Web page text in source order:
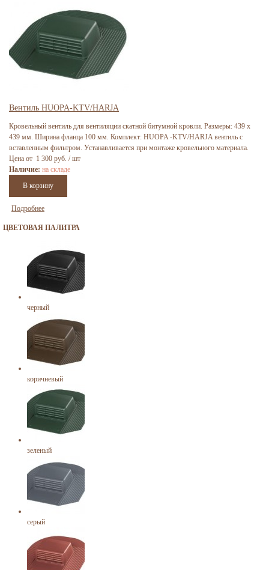
Вентиль HUOPA-KTV/HARJA
Кровельный вентиль для вентиляции скатной битумной кровли. Размеры: 439 х
439 мм. Ширина фланца 100 мм. Комплект: HUOPA -KTV/HARJA вентиль с
вставленным фильтром. Устанавливается при монтаже кровельного материала.
Цена от 1 300 руб. / шт
Наличие: на складе
Подробнее
ЦВЕТОВАЯ ПАЛИТРА
черный
коричневый
зеленый
серый